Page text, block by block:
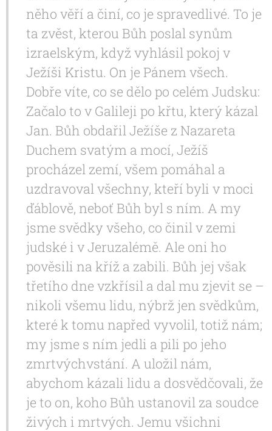
něho věří a činí, co je spravedlivé. To je
ta zvěst, kterou Bůh poslal synům
izraelským, když vyhlásil pokoj v
Ježíši Kristu. On je Pánem všech.
Dobře víte, co se dělo po celém Judsku:
Začalo to v Galileji po křtu, který kázal
Jan. Bůh obdařil Ježíše z Nazareta
Duchem svatým a mocí, Ježíš
procházel zemí, všem pomáhal a
uzdravoval všechny, kteří byli v moci
ďáblově, neboť Bůh byl s ním. A my
jsme svědky všeho, co činil v zemi
judské i v Jeruzalémě. Ale oni ho
pověsili na kříž a zabili. Bůh jej však
třetího dne vzkřísil a dal mu zjevit se –
nikoli všemu lidu, nýbrž jen svědkům,
které k tomu napřed vyvolil, totiž nám;
my jsme s ním jedli a pili po jeho
zmrtvýchvstání. A uložil nám,
abychom kázali lidu a dosvědčovali, že
je to on, koho Bůh ustanovil za soudce
živých i mrtvých. Jemu všichni